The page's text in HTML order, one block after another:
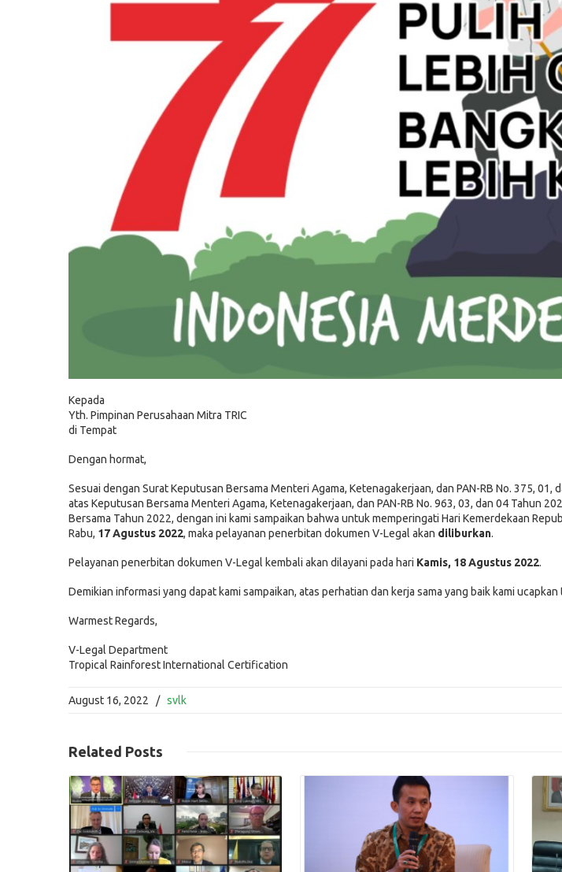
Kepada
Yth. Pimpinan Perusahaan Mitra TRIC
di Tempat
Dengan hormat,
Sesuai dengan Surat Keputusan Bersama Menteri Agama, Ketenagakerjaan, dan PAN-RB No. 375, 01,
atas Keputusan Bersama Menteri Agama, Ketenagakerjaan, dan PAN-RB No. 963, 03, dan 04 Tahun
Bersama Tahun 2022, dengan ini kami sampaikan bahwa untuk memperingati Hari Kemerdekaan
Rabu, 17 Agustus 2022, maka pelayanan penerbitan dokumen V-Legal akan diliburkan.
Pelayanan penerbitan dokumen V-Legal kembali akan dilayani pada hari Kamis, 18 Agustus 2022.
Demikian informasi yang dapat kami sampaikan, atas perhatian dan kerja sama yang baik kami ucapkan
Warmest Regards,
V-Legal Department
Tropical Rainforest International Certification
August 16, 2022 / svlk
Related PostsRead More